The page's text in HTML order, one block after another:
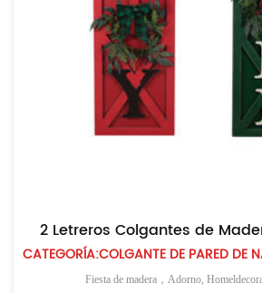
2 Letreros Colgantes de
CATEGORÍA:COLGANTE DE PARED DE